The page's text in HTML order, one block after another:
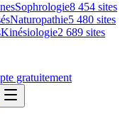
Sophrologie8 454 sites
Naturopathie5 480 sites
Kinésiologie2 689 sites
gratuitement